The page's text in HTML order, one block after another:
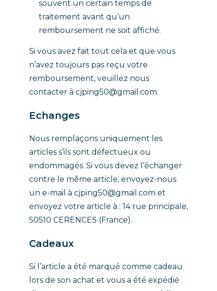
souvent un certain temps de
traitement avant qu’un
remboursement ne soit affiché.
Si vous avez fait tout cela et que vous
n’avez toujours pas reçu votre
remboursement, veuillez nous
contacter à cjping50@gmail.com.
Echanges
Nous remplaçons uniquement les
articles s’ils sont défectueux ou
endommagés. Si vous devez l’échanger
contre le même article, envoyez-nous
un e-mail à cjping50@gmail.com et
envoyez votre article à : 14 rue principale,
50510 CERENCES (France).
Cadeaux
Si l’article a été marqué comme cadeau
lors de son achat et vous a été expédié